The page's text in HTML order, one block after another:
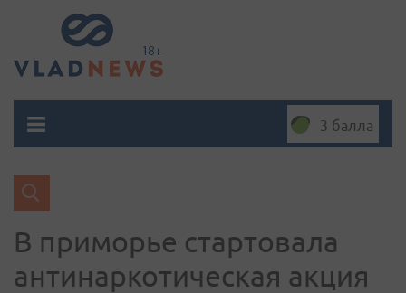
3 балла
В приморье стартовала
антинаркотическая акция